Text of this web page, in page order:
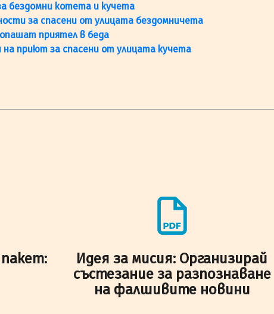
бездомни котета и кучета
за спасени от улицата бездомничета
приятел в беда
на приют за спасени от улицата кучета
Идея за мисия: Организирай
състезание за разпознаване
на фалшивите новини